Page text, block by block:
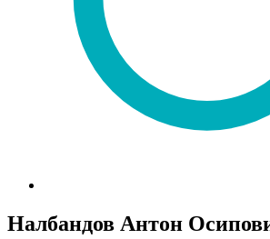
Налбандов Антон